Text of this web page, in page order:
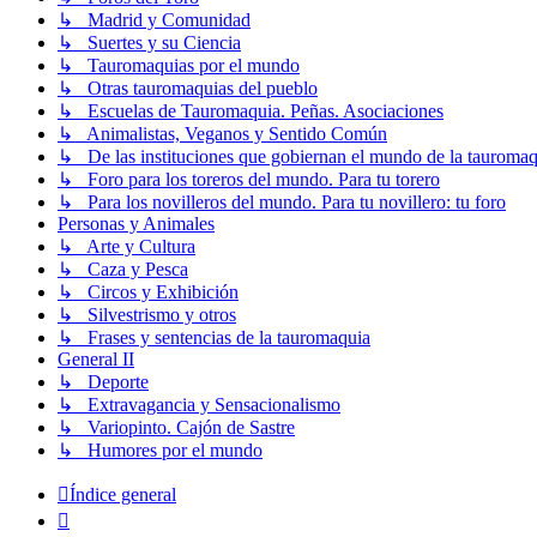
↳ Madrid y Comunidad
↳ Suertes y su Ciencia
↳ Tauromaquias por el mundo
↳ Otras tauromaquias del pueblo
↳ Escuelas de Tauromaquia. Peñas. Asociaciones
↳ Animalistas, Veganos y Sentido Común
↳ De las instituciones que gobiernan el mundo de la
↳ Foro para los toreros del mundo. Para tu torero
↳ Para los novilleros del mundo. Para tu novillero: tu foro
Personas y Animales
↳ Arte y Cultura
↳ Caza y Pesca
↳ Circos y Exhibición
↳ Silvestrismo y otros
↳ Frases y sentencias de la tauromaquia
General II
↳ Deporte
↳ Extravagancia y Sensacionalismo
↳ Variopinto. Cajón de Sastre
↳ Humores por el mundo
Índice general